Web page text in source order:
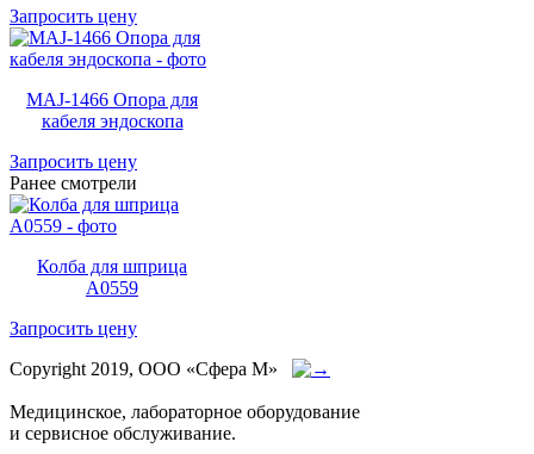
Запросить цену
MAJ-1466 Опора для
кабеля эндоскопа
Запросить цену
Ранее смотрели
Колба для шприца
A0559
Запросить цену
Copyright 2019, ООО «Сфера М»
Медицинское, лабораторное оборудование
и сервисное обслуживание.